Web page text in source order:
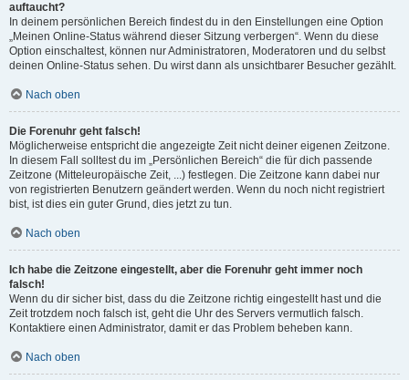
auftaucht?
In deinem persönlichen Bereich findest du in den Einstellungen eine Option
„Meinen Online-Status während dieser Sitzung verbergen“. Wenn du diese
Option einschaltest, können nur Administratoren, Moderatoren und du selbst
deinen Online-Status sehen. Du wirst dann als unsichtbarer Besucher gezählt.
Nach oben
Die Forenuhr geht falsch!
Möglicherweise entspricht die angezeigte Zeit nicht deiner eigenen Zeitzone.
In diesem Fall solltest du im „Persönlichen Bereich“ die für dich passende
Zeitzone (Mitteleuropäische Zeit, ...) festlegen. Die Zeitzone kann dabei nur
von registrierten Benutzern geändert werden. Wenn du noch nicht registriert
bist, ist dies ein guter Grund, dies jetzt zu tun.
Nach oben
Ich habe die Zeitzone eingestellt, aber die Forenuhr geht immer noch
falsch!
Wenn du dir sicher bist, dass du die Zeitzone richtig eingestellt hast und die
Zeit trotzdem noch falsch ist, geht die Uhr des Servers vermutlich falsch.
Kontaktiere einen Administrator, damit er das Problem beheben kann.
Nach oben